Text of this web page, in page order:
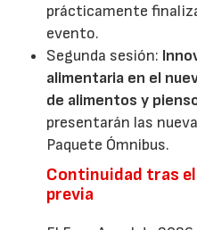
prácticamente
evento.
Segunda sesión:
alimentaria en el
de alimentos y
presentarán las
Paquete Ómnibus.
Continuidad tras
previa